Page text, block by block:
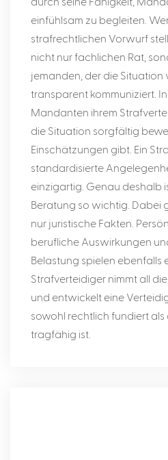
einfühlsam zu begleiten.
strafrechtlichen Vorwurf
nicht nur fachlichen Rat,
jemanden, der die Situation
transparent kommuniziert.
Mandanten ihrem
die Situation sorgfältig
Einschätzungen gibt. Ein
standardisierte
einzigartig. Genau deshalb
Beratung so wichtig. Dabei
nur juristische Fakten.
berufliche Auswirkungen
Belastung spielen ebenfalls
Strafverteidiger nimmt all
und entwickelt eine
sowohl rechtlich fundiert
tragfähig ist.